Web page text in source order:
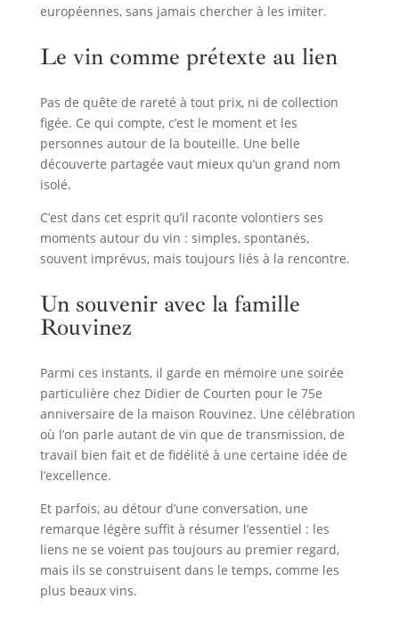
européennes, sans jamais chercher à les imiter.
Le vin comme prétexte au lien
Pas de quête de rareté à tout prix, ni de collection
figée. Ce qui compte, c’est le moment et les
personnes autour de la bouteille. Une belle
découverte partagée vaut mieux qu’un grand nom
isolé.
C’est dans cet esprit qu’il raconte volontiers ses
moments autour du vin : simples, spontanés,
souvent imprévus, mais toujours liés à la rencontre.
Un souvenir avec la famille
Rouvinez
Parmi ces instants, il garde en mémoire une soirée
particulière chez Didier de Courten pour le 75e
anniversaire de la maison Rouvinez. Une célébration
où l’on parle autant de vin que de transmission, de
travail bien fait et de fidélité à une certaine idée de
l’excellence.
Et parfois, au détour d’une conversation, une
remarque légère suffit à résumer l’essentiel : les
liens ne se voient pas toujours au premier regard,
mais ils se construisent dans le temps, comme les
plus beaux vins.